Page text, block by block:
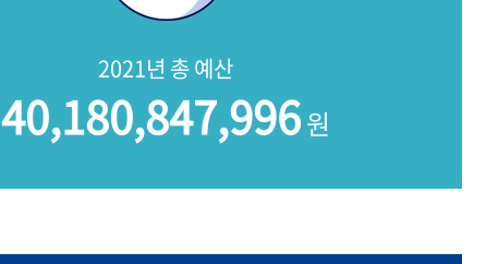
2021년 총 예산
40,180,847,996원